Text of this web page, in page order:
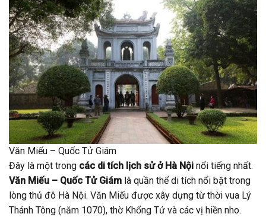
Văn Miếu – Quốc Tử Giám
Đây là một trong các di tích lịch sử ở Hà Nội nổi tiếng nhất.
Văn Miếu – Quốc Tử Giám là quần thể di tích nổi bật trong
lòng thủ đô Hà Nội. Văn Miếu được xây dựng từ thời vua Lý
Thánh Tông (năm 1070), thờ Khổng Tử và các vị hiền nho.